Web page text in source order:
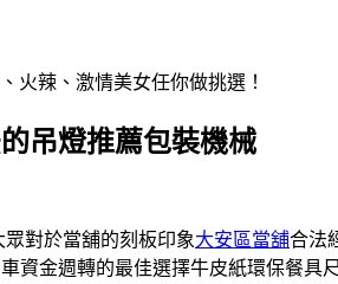
火辣、激情美女任你做挑選！
吊燈推薦包裝機械
眾對於當舖的刻板印象大安區當舖合法
資金週轉的最佳選擇牛皮紙環保餐具